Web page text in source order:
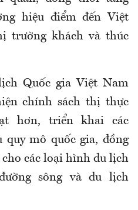
hiệu điểm đến Việt
trường khách và thúc
Quốc gia Việt Nam
chính sách thị thực
hơn, triển khai các
mô quốc gia, đồng
các loại hình du lịch
sông và du lịch